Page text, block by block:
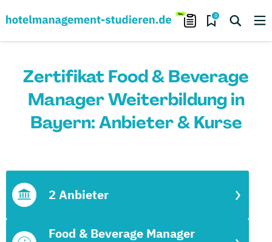
0
Zertifikat Food & Beverage
Manager Weiterbildung in
Bayern: Anbieter & Kurse
Food & Beverage Manager
2 Anbieter